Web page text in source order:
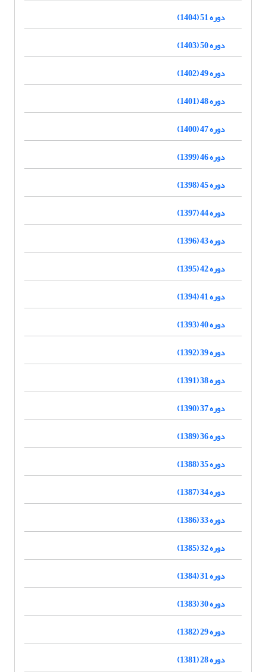
دوره 51 (1404)
دوره 50 (1403)
دوره 49 (1402)
دوره 48 (1401)
دوره 47 (1400)
دوره 46 (1399)
دوره 45 (1398)
دوره 44 (1397)
دوره 43 (1396)
دوره 42 (1395)
دوره 41 (1394)
دوره 40 (1393)
دوره 39 (1392)
دوره 38 (1391)
دوره 37 (1390)
دوره 36 (1389)
دوره 35 (1388)
دوره 34 (1387)
دوره 33 (1386)
دوره 32 (1385)
دوره 31 (1384)
دوره 30 (1383)
دوره 29 (1382)
دوره 28 (1381)